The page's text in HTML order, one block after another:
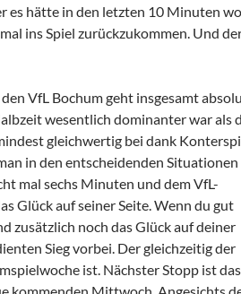
es hätte in den letzten 10 Minuten
ins Spiel zurückzukommen. Und
den VfL Bochum geht insgesamt
wesentlich dominanter war als
gleichwertig bei dank
in den entscheidenden Situationen
mal sechs Minuten und dem VfL-
Glück auf seiner Seite. Wenn du gut
zusätzlich noch das Glück auf deiner
Sieg vorbei. Der gleichzeitig der
ist. Nächster Stopp ist das